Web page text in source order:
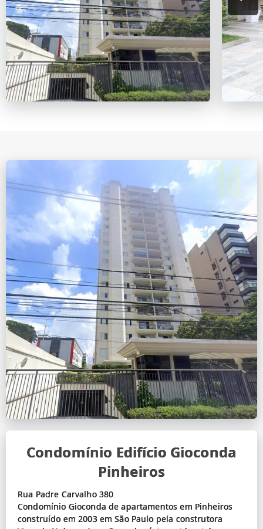
Condomínio Edifício Gioconda
Pinheiros
Rua Padre Carvalho 380
Condomínio Gioconda de apartamentos em Pinheiros
construído em 2003 em São Paulo pela construtora